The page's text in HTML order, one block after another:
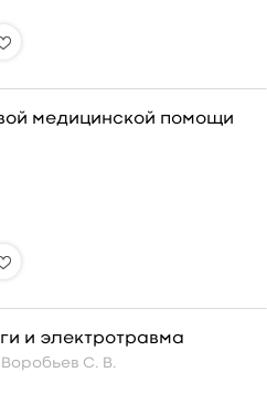
медицинской помощи
и электротравма
Воробьев С. В.